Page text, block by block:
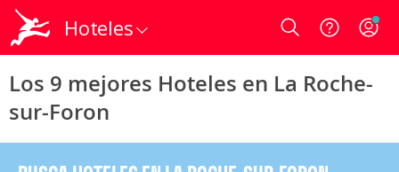
Hoteles Login
Los 9 mejores Hoteles en La Roche-
sur-Foron